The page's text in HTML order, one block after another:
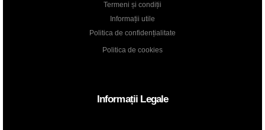
Termeni și condiții
Informații utile
Politica de confidențialitate
Politica de cookies
Informații Legale